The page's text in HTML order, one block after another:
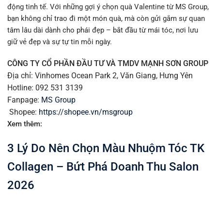
động tinh tế. Với những gợi ý chọn quà Valentine từ MS Group,
bạn không chỉ trao đi một món quà, mà còn gửi gắm sự quan
tâm lâu dài dành cho phái đẹp – bắt đầu từ mái tóc, nơi lưu
giữ vẻ đẹp và sự tự tin mỗi ngày.
CÔNG TY CỔ PHẦN ĐẦU TƯ VÀ TMDV MẠNH SƠN GROUP
Địa chỉ: Vinhomes Ocean Park 2, Văn Giang, Hưng Yên
Hotline: 092 531 3139
Fanpage: MS Group
Shopee: https://shopee.vn/msgroup
Xem thêm:
3 Lý Do Nên Chọn Màu Nhuộm Tóc TK
Collagen – Bứt Phá Doanh Thu Salon
2026